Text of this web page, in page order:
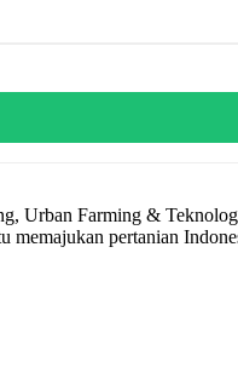
Urban Farming &
memajukan pertanian